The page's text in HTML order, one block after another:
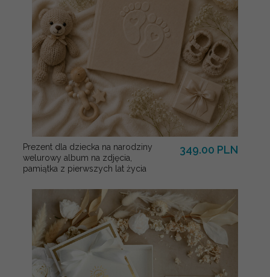
Prezent dla dziecka na narodziny
welurowy album na zdjęcia,
pamiątka z pierwszych lat życia
349.00 PLN